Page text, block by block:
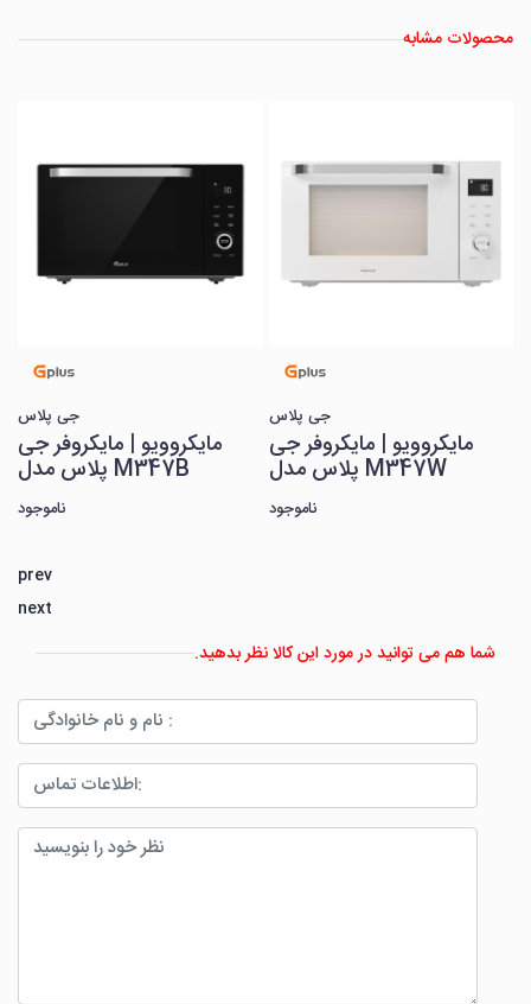
محصولات مشابه
جی پلاس
مایکروویو | مایکروفر جی
پلاس مدل M347B
ناموجود
جی پلاس
مایکروویو | مایکروفر جی
پلاس مدل M347W
ناموجود
prev
next
شما هم می توانید در مورد این کالا نظر بدهید.